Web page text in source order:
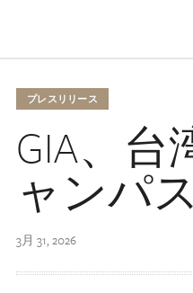
プレスリリース
GIA、台
ャンパ
3月 31, 2026